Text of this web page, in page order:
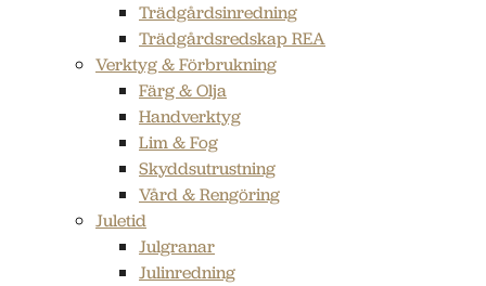
Trädgårdsinredning
Trädgårdsredskap REA
Verktyg & Förbrukning
Färg & Olja
Handverktyg
Lim & Fog
Skyddsutrustning
Vård & Rengöring
Juletid
Julgranar
Julinredning